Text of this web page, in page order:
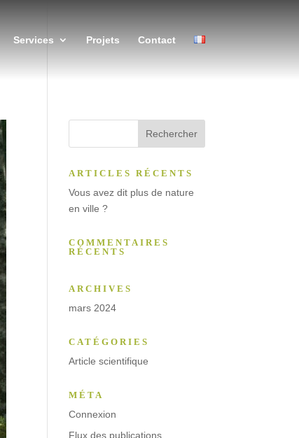
Services Projets Contact
ARTICLES RÉCENTS
Vous avez dit plus de nature
en ville ?
COMMENTAIRES
RÉCENTS
ARCHIVES
mars 2024
CATÉGORIES
Article scientifique
MÉTA
Connexion
Flux des publications